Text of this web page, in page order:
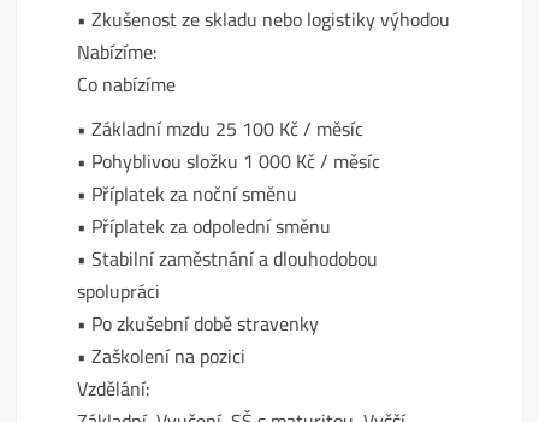
• Zkušenost ze skladu nebo logistiky výhodou
Nabízíme:
Co nabízíme
• Základní mzdu 25 100 Kč / měsíc
• Pohyblivou složku 1 000 Kč / měsíc
• Příplatek za noční směnu
• Příplatek za odpolední směnu
• Stabilní zaměstnání a dlouhodobou
spolupráci
• Po zkušební době stravenky
• Zaškolení na pozici
Vzdělání: